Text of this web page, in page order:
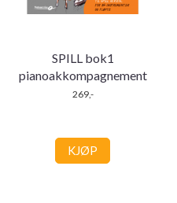
SPILL bok1
pianoakkompagnement
269,-
KJØP